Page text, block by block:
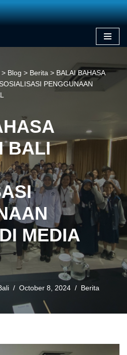
> Blog > Berita > BALAI BAHASA
PENGGUNAAN
BALI
MEDIA
October 8, 2024 Berita